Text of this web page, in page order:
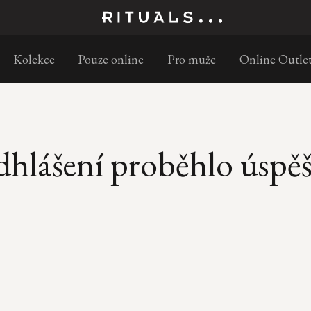
Objednejte do 11:30 a doručíme následující pracovní den
Kolekce Pouze online Pro muže Online
proběhlo